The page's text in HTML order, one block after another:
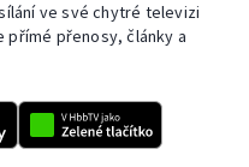
ve své chytré televizi
přímé přenosy, články a